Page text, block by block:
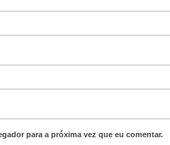
para a próxima vez que eu comentar.